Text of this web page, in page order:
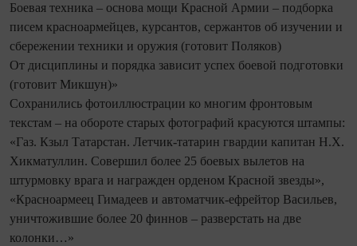
Боевая техника – основа мощи Красной Армии – подборка
писем красноармейцев, курсантов, сержантов об изучении и
сбережении техники и оружия (готовит Поляков)
От дисциплины и порядка зависит успех боевой подготовки
(готовит Микшун)»
Сохранились фотоиллюстрации ко многим фронтовым
текстам – на обороте старых фотографий красуются штампы:
«Газ. Кзыл Татарстан. Летчик-татарин гвардии капитан Н.Х.
Хикматуллин. Совершил более 25 боевых вылетов на
штурмовку врага и награжден орденом Красной звезды»,
«Красноармеец Гимадеев и автоматчик-ефрейтор Васильев,
уничтожившие более 20 финнов – разверстать на две
колонки…»